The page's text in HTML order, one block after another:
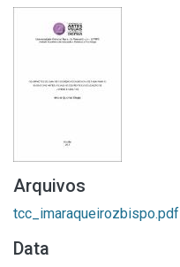
Arquivos
tcc_imaraqueirozbispo.pdf
Data